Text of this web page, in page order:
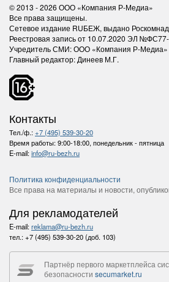
© 2013 - 2026 ООО «Компания Р-Медиа»
Все права защищены.
Сетевое издание RUБЕЖ, выдано
Реестровая запись от 10.07.2020 ЭЛ
Учредитель СМИ: ООО «Компания Р-Медиа»
Главный редактор: Динеев М.Г.
Контакты
Тел./ф.:+7 (495) 539-30-20
Время работы:9:00-18:00, понедельник - пятница
E-mail:info@ru-bezh.ru
Политика конфиденциальности
Все права на материалы и новости,
Для рекламодателей
E-mail:reklama@ru-bezh.ru
тел.:+7 (495) 539-30-20 (доб. 103)
Партнёр первого маркетплейса
безопасности secumarket.ru